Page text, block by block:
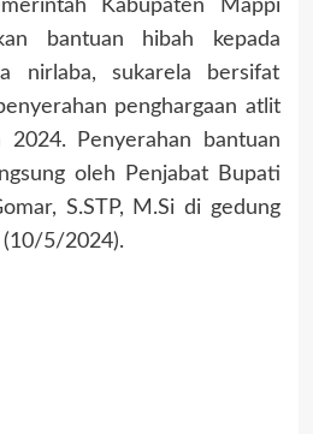
Kabupaten Mappi
bantuan hibah kepada
nirlaba, sukarela bersifat
penghargaan atlit
2024. Penyerahan bantuan
oleh Penjabat Bupati
S.STP, M.Si di gedung
(10/5/2024).